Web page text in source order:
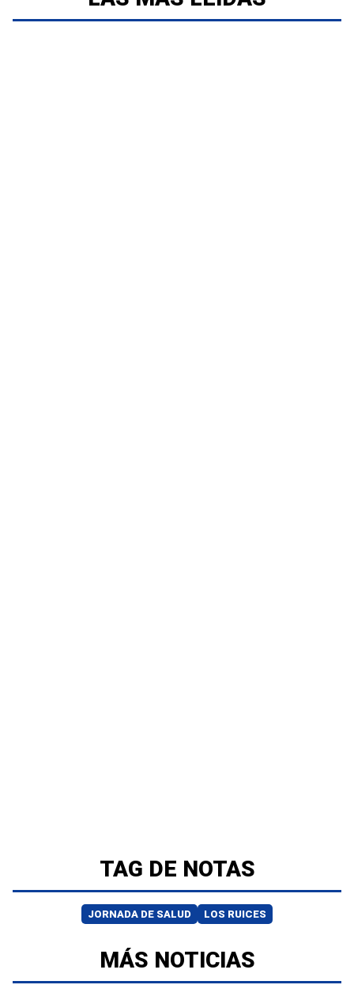
TAG DE NOTAS
JORNADA DE SALUD LOS RUICES
MÁS NOTICIAS